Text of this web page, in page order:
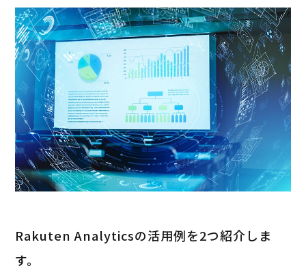
Rakuten Analyticsの活用例を2つ紹介しま
す。